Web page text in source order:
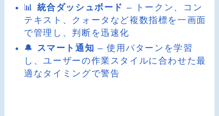
📊 統合ダッシュボード – トークン、コン
テキスト、クォータなど複数指標を一画面
で管理し、判断を迅速化
🔔
スマート通知 – 使用パターンを学習
し、ユーザーの作業スタイルに合わせた最
適なタイミングで警告